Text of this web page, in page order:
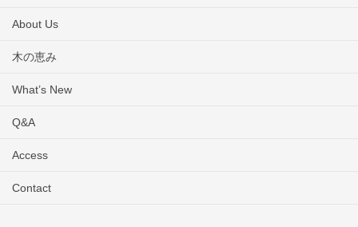
About Us
木の恵み
What’s New
Q&A
Access
Contact